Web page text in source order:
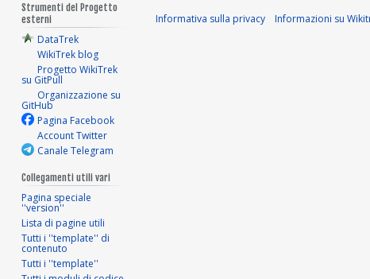
Strumenti del Progetto
esterni
DataTrek
WikiTrek blog
Progetto WikiTrek
su GitPull
Organizzazione su
GitHub
Pagina Facebook
Account Twitter
Canale Telegram
Collegamenti utili vari
Pagina speciale
''version''
Lista di pagine utili
Tutti i ''template'' di
contenuto
Tutti i ''template''
Informativa sulla privacy Informazioni su